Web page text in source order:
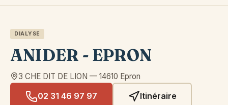
DIALYSE
ANIDER - EPRON
3 CHE DIT DE LION — 14610 Epron
02 31 46 97 97 Itinéraire